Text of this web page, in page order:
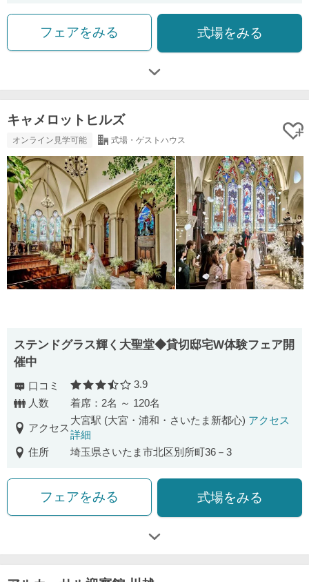
フェアをみる 式場をみる
キャメロットヒルズ
オンライン見学可能 式場・ゲストハウス
ステンドグラス輝く大聖堂◆貸切邸宅W体験フェア開
催中
口コミ 口コミ評価
3.9
人数
着席：2名 ～ 120名
アクセス
大宮駅 (大宮・浦和・さいたま新都心) アクセス
詳細
住所
埼玉県さいたま市北区別所町36－3
フェアをみる 式場をみる